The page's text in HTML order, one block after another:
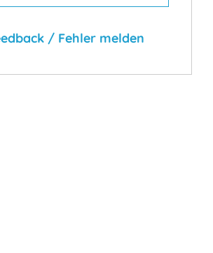
/ Fehler melden